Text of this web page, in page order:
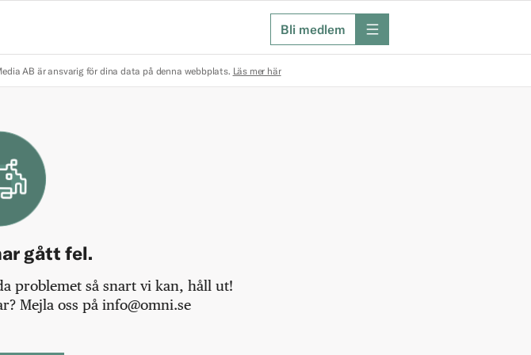
Bli medlem meny
AB är ansvarig för dina data på denna webbplats. Läs mer här
gått fel.
problemet så snart vi kan, håll ut!
Mejla oss på info@omni.se